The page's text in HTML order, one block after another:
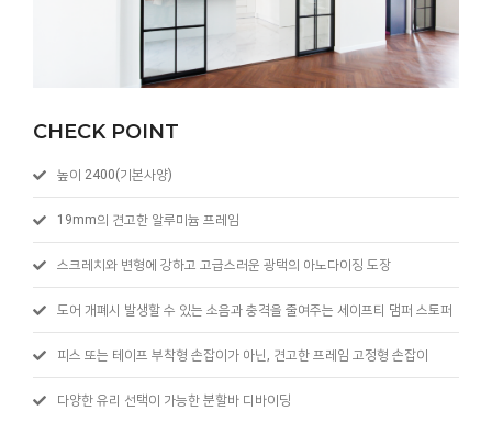
CHECK POINT
높이 2400(기본사양)
19mm의 견고한 알루미늄 프레임
스크레치와 변형에 강하고 고급스러운 광택의 아노다이징 도장
도어 개폐시 발생할 수 있는 소음과 충격을 줄여주는 세이프티 댐퍼 스토퍼
피스 또는 테이프 부착형 손잡이가 아닌, 견고한 프레임 고정형 손잡이
다양한 유리 선택이 가능한 분할바 디바이딩